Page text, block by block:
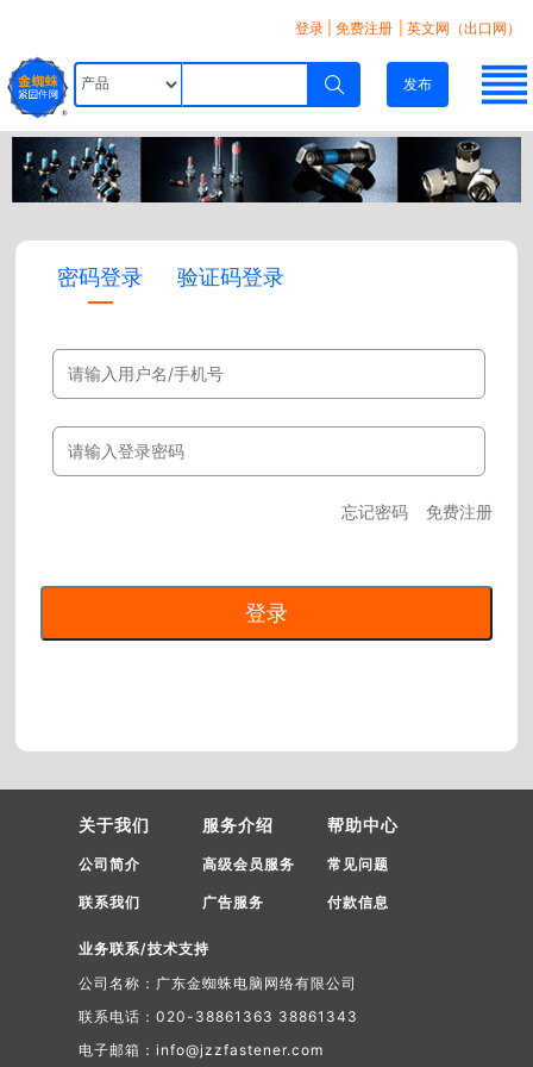
登录 免费注册 | 英文网（出口网）
发布
密码登录 验证码登录
忘记密码 免费注册
关于我们
公司简介
联系我们
服务介绍
高级会员服务
广告服务
帮助中心
常见问题
付款信息
业务联系/技术支持
公司名称：广东金蜘蛛电脑网络有限公司
联系电话：020-38861363 38861343
电子邮箱：info@jzzfastener.com